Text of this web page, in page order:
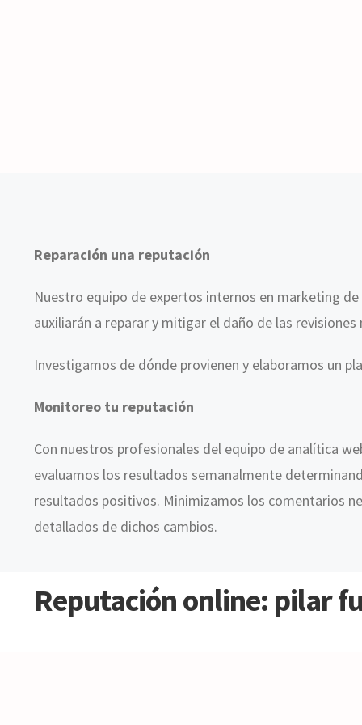
Reparación una reputación
Nuestro equipo de expertos internos en marketing
auxiliarán a reparar y mitigar el daño de las revisiones
Investigamos de dónde provienen y elaboramos un
Monitoreo tu reputación
Con nuestros profesionales del equipo de analítica
evaluamos los resultados semanalmente
resultados positivos. Minimizamos los comentarios
detallados de dichos cambios.
Reputación online: pilar